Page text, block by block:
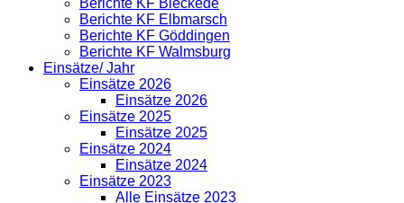
Berichte KF Bleckede
Berichte KF Elbmarsch
Berichte KF Göddingen
Berichte KF Walmsburg
Einsätze/ Jahr
Einsätze 2026
Einsätze 2026
Einsätze 2025
Einsätze 2025
Einsätze 2024
Einsätze 2024
Einsätze 2023
Alle Einsätze 2023